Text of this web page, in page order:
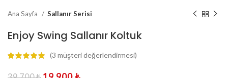
Ana Sayfa Sallanır Serisi
Enjoy Swing Sallanır Koltuk
(3 müşteri değerlendirmesi)